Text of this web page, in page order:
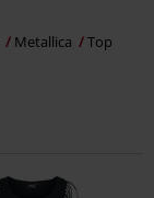
Metallica Top